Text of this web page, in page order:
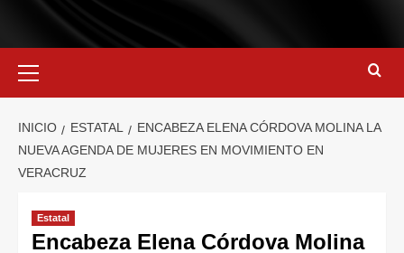
INICIO ESTATAL
ENCABEZA ELENA CÓRDOVA MOLINA LA
NUEVA AGENDA DE MUJERES EN MOVIMIENTO EN
VERACRUZ
Estatal
Encabeza Elena Córdova Molina